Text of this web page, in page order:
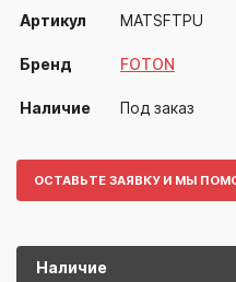
Артикул MATSFTPU
Бренд FOTON
Наличие Под заказ
ОСТАВЬТЕ ЗАЯВКУ И МЫ
Наличие